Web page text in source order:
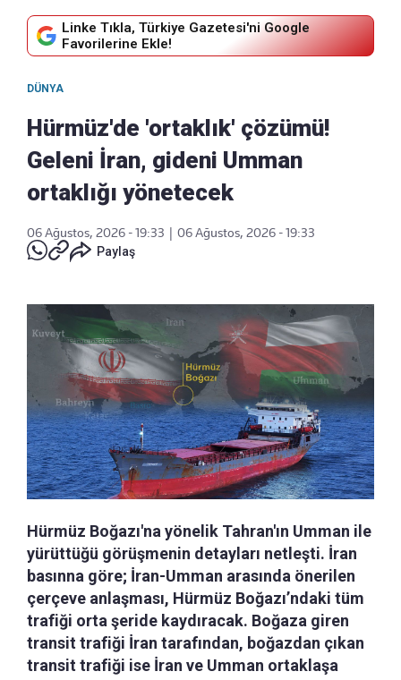
Linke Tıkla, Türkiye Gazetesi'ni Google
Favorilerine Ekle!
DÜNYA
Hürmüz'de 'ortaklık' çözümü!
Geleni İran, gideni Umman
ortaklığı yönetecek
06 Ağustos, 2026 - 19:33
06 Ağustos, 2026 - 19:33
Paylaş
Hürmüz Boğazı'na yönelik Tahran'ın Umman ile
yürüttüğü görüşmenin detayları netleşti. İran
basınna göre; İran-Umman arasında önerilen
çerçeve anlaşması, Hürmüz Boğazı’ndaki tüm
trafiği orta şeride kaydıracak. Boğaza giren
transit trafiği İran tarafından, boğazdan çıkan
transit trafiği ise İran ve Umman ortaklaşa